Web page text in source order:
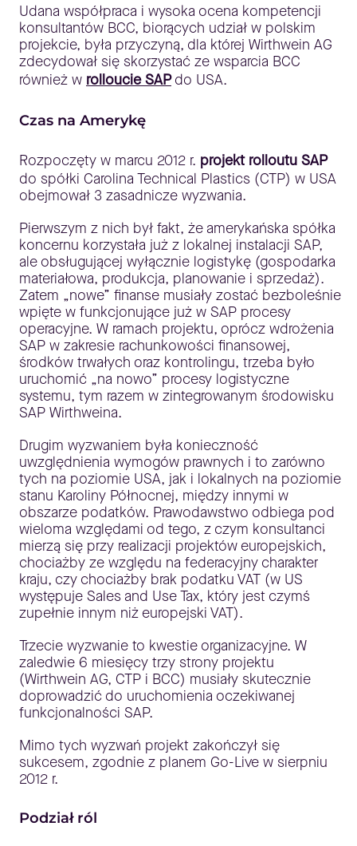
Udana współpraca i wysoka ocena kompetencji
konsultantów BCC, biorących udział w polskim
projekcie, była przyczyną, dla której Wirthwein AG
zdecydował się skorzystać ze wsparcia BCC
również w rolloucie SAPdo USA.
Czas na Amerykę
Rozpoczęty w marcu 2012 r. projekt rolloutu SAP
do spółki Carolina Technical Plastics (CTP) w USA
obejmował 3 zasadnicze wyzwania.
Pierwszym z nich był fakt, że amerykańska spółka
koncernu korzystała już z lokalnej instalacji SAP,
ale obsługującej wyłącznie logistykę (gospodarka
materiałowa, produkcja, planowanie i sprzedaż).
Zatem „nowe” finanse musiały zostać bezboleśnie
wpięte w funkcjonujące już w SAP procesy
operacyjne. W ramach projektu, oprócz wdrożenia
SAP w zakresie rachunkowości finansowej,
środków trwałych oraz kontrolingu, trzeba było
uruchomić „na nowo” procesy logistyczne
systemu, tym razem w zintegrowanym środowisku
SAP Wirthweina.
Drugim wyzwaniem była konieczność
uwzględnienia wymogów prawnych i to zarówno
tych na poziomie USA, jak i lokalnych na poziomie
stanu Karoliny Północnej, między innymi w
obszarze podatków. Prawodawstwo odbiega pod
wieloma względami od tego, z czym konsultanci
mierzą się przy realizacji projektów europejskich,
chociażby ze względu na federacyjny charakter
kraju, czy chociażby brak podatku VAT (w US
występuje Sales and Use Tax, który jest czymś
zupełnie innym niż europejski VAT).
Trzecie wyzwanie to kwestie organizacyjne. W
zaledwie 6 miesięcy trzy strony projektu
(Wirthwein AG, CTP i BCC) musiały skutecznie
doprowadzić do uruchomienia oczekiwanej
funkcjonalności SAP.
Mimo tych wyzwań projekt zakończył się
sukcesem, zgodnie z planem Go-Live w sierpniu
2012 r.
Podział ról